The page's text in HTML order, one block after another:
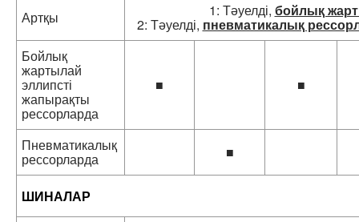
Артқы 1: Тәуелді, бойлық
2: Тәуелді, пневматикалық
Бойлық
жартылай
эллипсті
жапырақты
рессорларда
■ ■
Пневматикалық
рессорларда ■
ШИНАЛАР